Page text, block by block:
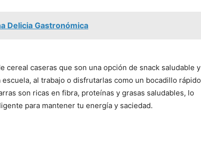
Delicia Gastronómica
cereal caseras que son una opción de snack saludable y
al trabajo o disfrutarlas como un bocadillo rápido
son ricas en fibra, proteínas y grasas saludables, lo
para mantener tu energía y saciedad.